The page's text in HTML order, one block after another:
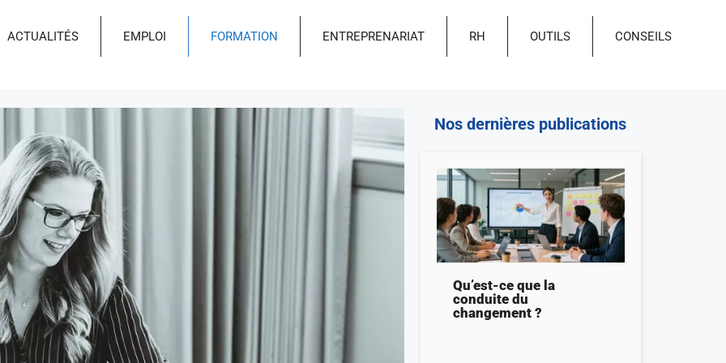
ACTUALITÉS EMPLOI FORMATION ENTREPRENARIAT RH OUTILS CONSEILS
Nos dernières publications
Qu’est-ce que la
conduite du
changement ?